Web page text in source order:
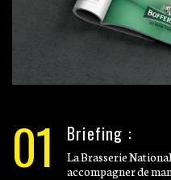
01 Briefing :
La Brasserie
accompagner de